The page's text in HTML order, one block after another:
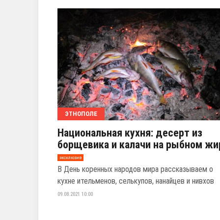
ЭТНОПОЛЕ
Национальная кухня: десерт из
борщевика и калачи на рыбном
эксклюзив
В День коренных народов мира рассказываем о
кухне ительменов, селькупов, нанайцев и нивхов
09.08.2021 10:00